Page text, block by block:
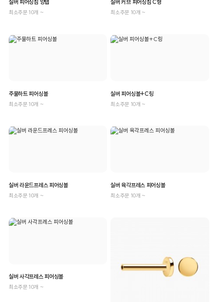
실버 피어싱침 양탭
최소주문 10개 ~
실버 커브 피어싱침 C형
최소주문 10개 ~
주물하트 피어싱볼
최소주문 10개 ~
실버 피어싱볼+C링
최소주문 10개 ~
실버 라운드프레스 피어싱볼
최소주문 10개 ~
실버 육각프레스 피어싱볼
최소주문 10개 ~
실버 사각프레스 피어싱볼
최소주문 10개 ~